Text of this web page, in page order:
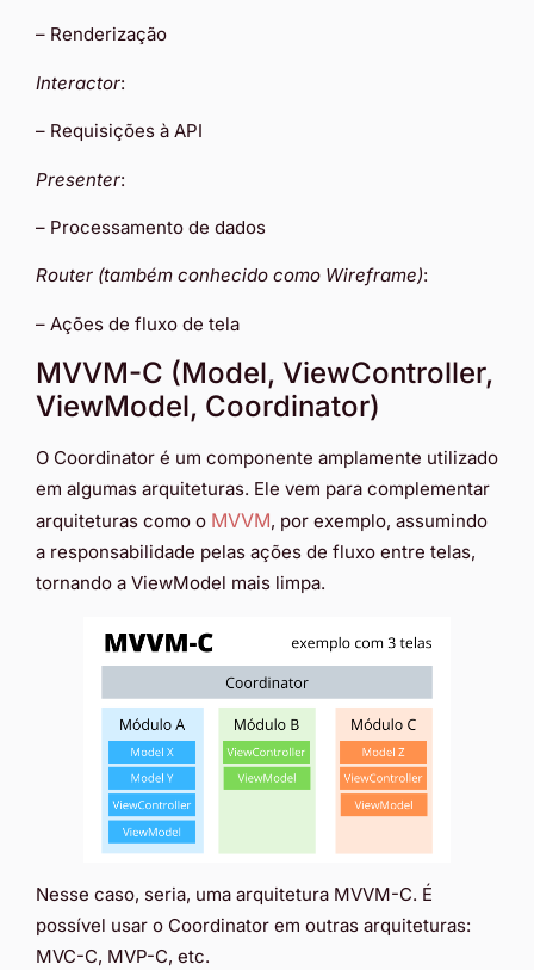
– Renderização
Interactor:
– Requisições à API
Presenter:
– Processamento de dados
Router (também conhecido como Wireframe):
– Ações de fluxo de tela
MVVM-C (Model, ViewController,
ViewModel, Coordinator)
O Coordinator é um componente amplamente utilizado
em algumas arquiteturas. Ele vem para complementar
arquiteturas como o MVVM, por exemplo, assumindo
a responsabilidade pelas ações de fluxo entre telas,
tornando a ViewModel mais limpa.
Nesse caso, seria, uma arquitetura MVVM-C. É
possível usar o Coordinator em outras arquiteturas:
MVC-C, MVP-C, etc.